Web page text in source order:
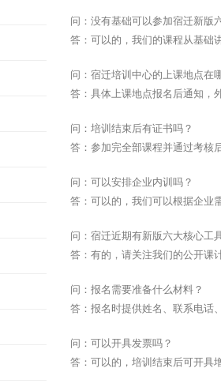
问：没有基础可以参加宿迁新版
答：可以的，我们的课程从基础
问：宿迁培训中心的上课地点在
答：具体上课地点报名后通知，
问：培训结束后有证书吗？
答：参加完全部课程并通过考核
问：可以安排企业内训吗？
答：可以的，我们可以根据企业
问：宿迁近期有新版六大核心工
答：有的，请关注我们的公开课
问：报名需要准备什么材料？
答：报名时提供姓名、联系电话
问：可以开具发票吗？
答：可以的，培训结束后可开具